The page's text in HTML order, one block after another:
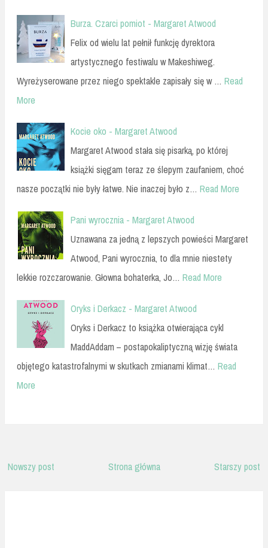
Burza. Czarci pomiot - Margaret Atwood
Felix od wielu lat pełnił funkcję dyrektora
artystycznego festiwalu w Makeshiweg.
Wyreżyserowane przez niego spektakle zapisały się w … Read
More
Kocie oko - Margaret Atwood
Margaret Atwood stała się pisarką, po której
książki sięgam teraz ze ślepym zaufaniem, choć
nasze początki nie były łatwe. Nie inaczej było z… Read More
Pani wyrocznia - Margaret Atwood
Uznawana za jedną z lepszych powieści Margaret
Atwood, Pani wyrocznia, to dla mnie niestety
lekkie rozczarowanie. Głowna bohaterka, Jo… Read More
Oryks i Derkacz - Margaret Atwood
Oryks i Derkacz to książka otwierająca cykl
MaddAddam – postapokaliptyczną wizję świata
objętego katastrofalnymi w skutkach zmianami klimat… Read
More
Nowszy post Starszy post
Strona główna